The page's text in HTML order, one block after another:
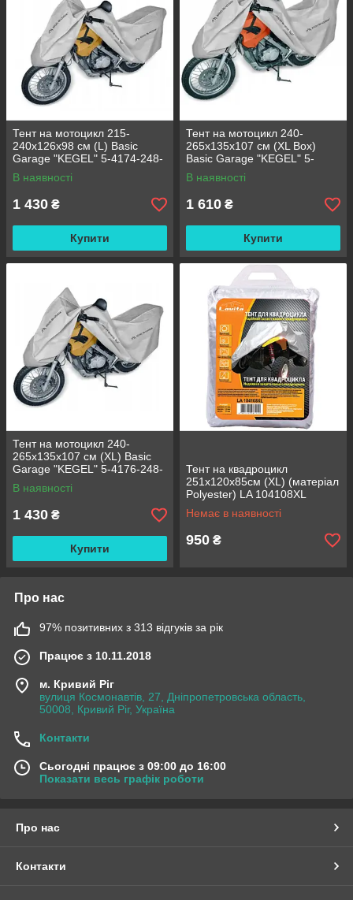
Тент на мотоцикл 215-
240х126х98 см (L) Basic
Garage "KEGEL" 5-4174-248-
3020
В наявності
1 430 ₴
Купити
Тент на мотоцикл 240-
265х135х107 см (XL Box)
Basic Garage "KEGEL" 5-
4177-248-3020
В наявності
1 610 ₴
Купити
Тент на мотоцикл 240-
265х135х107 см (XL) Basic
Garage "KEGEL" 5-4176-248-
3020
В наявності
1 430 ₴
Купити
Тент на квадроцикл
251x120x85см (XL) (матеріал
Polyester) LA 104108XL
Немає в наявності
950 ₴
Про нас
97% позитивних з 313 відгуків за рік
Працює з 10.11.2018
м. Кривий Ріг
вулиця Космонавтів, 27, Дніпропетровська область,
50008, Кривий Ріг, Україна
Контакти
Сьогодні працює з 09:00 до 16:00
Показати весь графік роботи
Про нас
Контакти